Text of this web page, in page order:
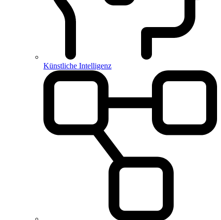
Künstliche Intelligenz